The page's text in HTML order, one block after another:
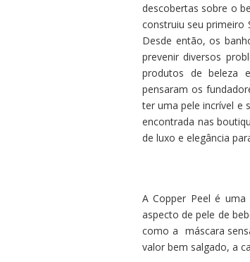
descobertas sobre o
construiu seu primeiro
Desde então, os
prevenir diversos
produtos de beleza
pensaram os
ter uma pele incrível e
encontrada nas
de luxo e elegância
A Copper Peel é
aspecto de pele de
como a máscara
valor bem salgado, a